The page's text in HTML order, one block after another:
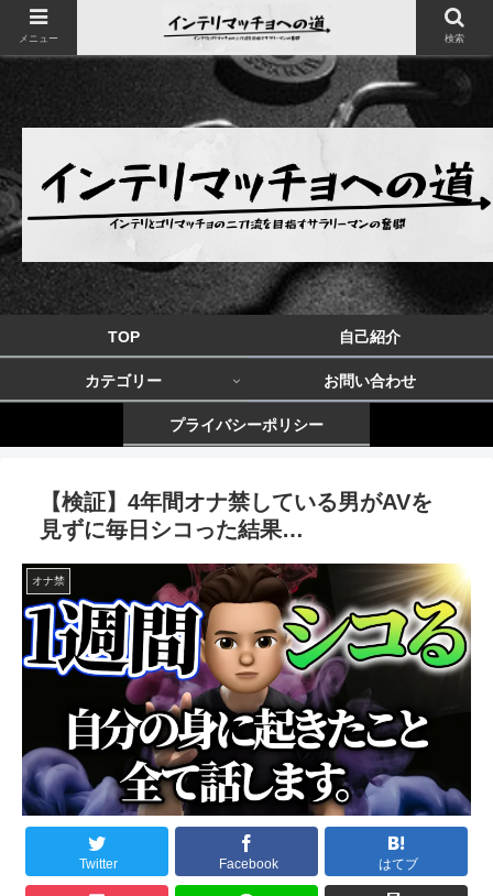
TOP 自己紹介
カテゴリー お問い合わせ
プライバシーポリシー
【検証】4年間オナ禁している男がAVを
見ずに毎日シコった結果…
オナ禁
Twitter Facebook はてブ
メニュー 検索